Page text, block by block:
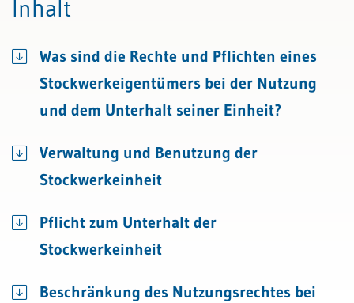
Inhalt
Was sind die Rechte und Pflichten eines
Stockwerkeigentümers bei der Nutzung
und dem Unterhalt seiner Einheit?
Verwaltung und Benutzung der
Stockwerkeinheit
Pflicht zum Unterhalt der
Stockwerkeinheit
Beschränkung des Nutzungsrechtes bei